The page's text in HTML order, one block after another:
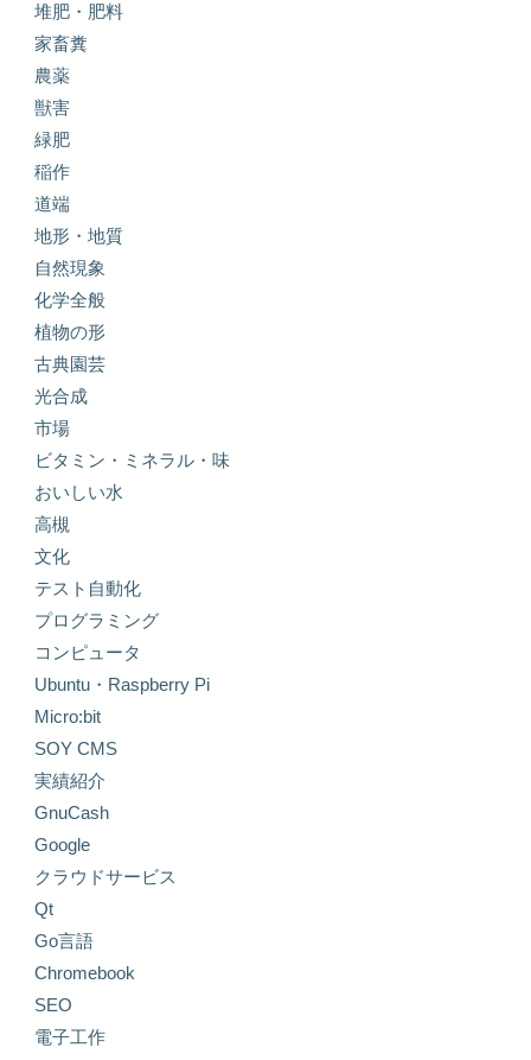
堆肥・肥料
家畜糞
農薬
獣害
緑肥
稲作
道端
地形・地質
自然現象
化学全般
植物の形
古典園芸
光合成
市場
ビタミン・ミネラル・味
おいしい水
高槻
文化
テスト自動化
プログラミング
コンピュータ
Ubuntu・Raspberry Pi
Micro:bit
SOY CMS
実績紹介
GnuCash
Google
クラウドサービス
Qt
Go言語
Chromebook
SEO
電子工作